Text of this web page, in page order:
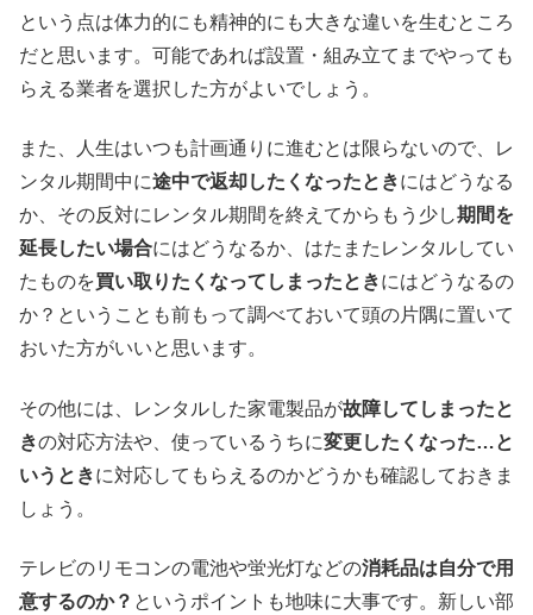
という点は体力的にも精神的にも大きな違いを生むところ
だと思います。可能であれば設置・組み立てまでやっても
らえる業者を選択した方がよいでしょう。
また、人生はいつも計画通りに進むとは限らないので、レ
ンタル期間中に途中で返却したくなったときにはどうなる
か、その反対にレンタル期間を終えてからもう少し期間を
延長したい場合にはどうなるか、はたまたレンタルしてい
たものを買い取りたくなってしまったときにはどうなるの
か？ということも前もって調べておいて頭の片隅に置いて
おいた方がいいと思います。
その他には、レンタルした家電製品が故障してしまったと
きの対応方法や、使っているうちに変更したくなった…と
いうときに対応してもらえるのかどうかも確認しておきま
しょう。
テレビのリモコンの電池や蛍光灯などの消耗品は自分で用
意するのか？ というポイントも地味に大事です。新しい部